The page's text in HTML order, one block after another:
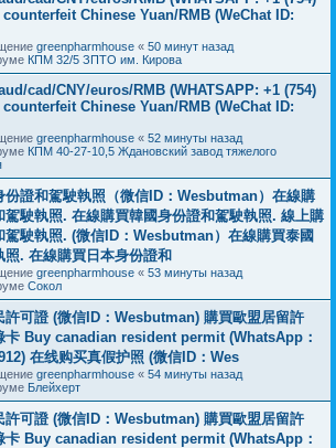
counterfeit Chinese Yuan/RMB (WeChat ID:
greenpharmhouse « 50 минут назад
КПМ 32/5 ЗПТО им. Кирова
cad/CNY/euros/RMB (WHATSAPP: +1 (754)
counterfeit Chinese Yuan/RMB (WeChat ID:
greenpharmhouse « 52 минуты назад
КПМ 40-27-10,5 Ждановский завод тяжелого
份證和駕駛執照（微信ID：Wesbutman）在線購
駕駛執照. 在線購買韓國身份證和駕駛執照. 線上購
駕駛執照. (微信ID：Wesbutman）在線購買泰國
照. 在線購買日本身份證和
greenpharmhouse « 53 минуты назад
Сокол
許可證 (微信ID：Wesbutman) 購買歐盟居留許
卡 Buy canadian resident permit (WhatsApp：
在线购买真假护照 (微信ID：Wes
greenpharmhouse « 54 минуты назад
Блейхерт
許可證 (微信ID：Wesbutman) 購買歐盟居留許
卡 Buy canadian resident permit (WhatsApp：